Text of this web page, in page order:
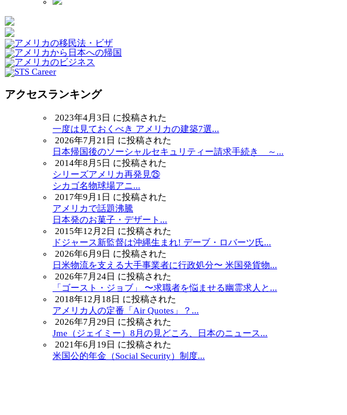
アクセスランキング
2023年4月3日 に投稿された
一度は見ておくべき アメリカの建築7選...
2026年7月21日 に投稿された
日本帰国後のソーシャルセキュリティー請求手続き ～...
2014年8月5日 に投稿された
シリーズアメリカ再発見㉕
シカゴ名物球場アニ...
2017年9月1日 に投稿された
アメリカで話題沸騰
日本発のお菓子・デザート...
2015年12月2日 に投稿された
ドジャース新監督は沖縄生まれ! デーブ・ロバーツ氏...
2026年6月9日 に投稿された
日米物流を支える大手事業者に行政処分〜 米国発貨物...
2026年7月24日 に投稿された
「ゴースト・ジョブ」 〜求職者を悩ませる幽霊求人と...
2018年12月18日 に投稿された
アメリカ人の定番「Air Quotes」？...
2026年7月29日 に投稿された
Jme（ジェイミー）8月の見どころ、日本のニュース...
2021年6月19日 に投稿された
米国公的年金（Social Security）制度...